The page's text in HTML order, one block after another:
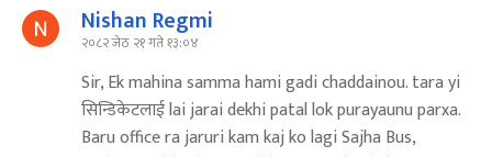
Nishan Regmi
२०८२ जेठ २१ गते १३:०४
Sir, Ek mahina samma hami gadi chaddainou. tara yi
सिन्डिकेटलाई lai jarai dekhi patal lok purayaunu parxa.
Baru office ra jaruri kam kaj ko lagi Sajha Bus,